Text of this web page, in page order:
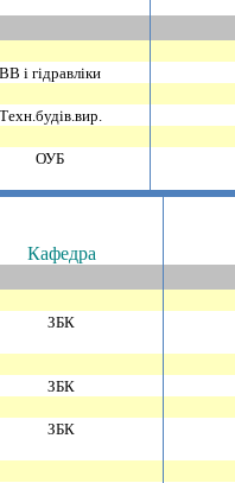
ВВ i гiдравлiки
Техн.будiв.вир.
ОУБ
Кафедра
ЗБК
ЗБК
ЗБК